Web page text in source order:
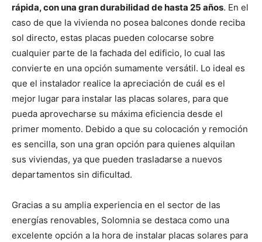
rápida, con una gran durabilidad de hasta 25 años. En el
caso de que la vivienda no posea balcones donde reciba
sol directo, estas placas pueden colocarse sobre
cualquier parte de la fachada del edificio, lo cual las
convierte en una opción sumamente versátil. Lo ideal es
que el instalador realice la apreciación de cuál es el
mejor lugar para instalar las placas solares, para que
pueda aprovecharse su máxima eficiencia desde el
primer momento. Debido a que su colocación y remoción
es sencilla, son una gran opción para quienes alquilan
sus viviendas, ya que pueden trasladarse a nuevos
departamentos sin dificultad.
Gracias a su amplia experiencia en el sector de las
energías renovables, Solomnia se destaca como una
excelente opción a la hora de instalar placas solares para